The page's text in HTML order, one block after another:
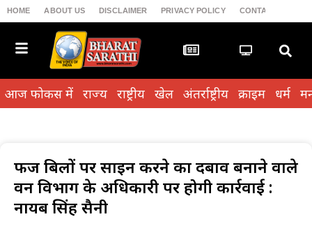
HOME ABOUT US DISCLAIMER PRIVACY POLICY CONTACT US
आज फोकस में राज्य राष्ट्रीय खेल अंतर्राष्ट्रीय क्राइम धर्म
फर्जी बिलों पर साइन करने का दबाव बनाने वाले
वन विभाग के अधिकारी पर होगी कार्रवाई :
नायब सिंह सैनी